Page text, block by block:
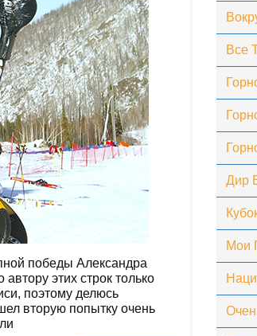
победы Александра
этих строк только
поэтому делюсь
вторую попытку очень
Все
Дир
Мои